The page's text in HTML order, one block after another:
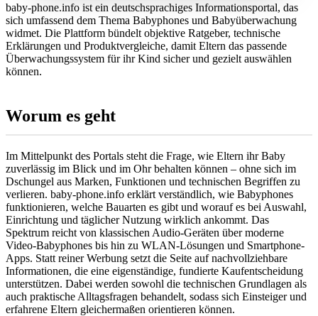
baby-phone.info ist ein deutschsprachiges Informationsportal, das
sich umfassend dem Thema Babyphones und Babyüberwachung
widmet. Die Plattform bündelt objektive Ratgeber, technische
Erklärungen und Produktvergleiche, damit Eltern das passende
Überwachungssystem für ihr Kind sicher und gezielt auswählen
können.
Worum es geht
Im Mittelpunkt des Portals steht die Frage, wie Eltern ihr Baby
zuverlässig im Blick und im Ohr behalten können – ohne sich im
Dschungel aus Marken, Funktionen und technischen Begriffen zu
verlieren. baby-phone.info erklärt verständlich, wie Babyphones
funktionieren, welche Bauarten es gibt und worauf es bei Auswahl,
Einrichtung und täglicher Nutzung wirklich ankommt. Das
Spektrum reicht von klassischen Audio-Geräten über moderne
Video-Babyphones bis hin zu WLAN-Lösungen und Smartphone-
Apps. Statt reiner Werbung setzt die Seite auf nachvollziehbare
Informationen, die eine eigenständige, fundierte Kaufentscheidung
unterstützen. Dabei werden sowohl die technischen Grundlagen als
auch praktische Alltagsfragen behandelt, sodass sich Einsteiger und
erfahrene Eltern gleichermaßen orientieren können.